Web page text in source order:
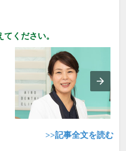
ください。
>>記事全文を読む